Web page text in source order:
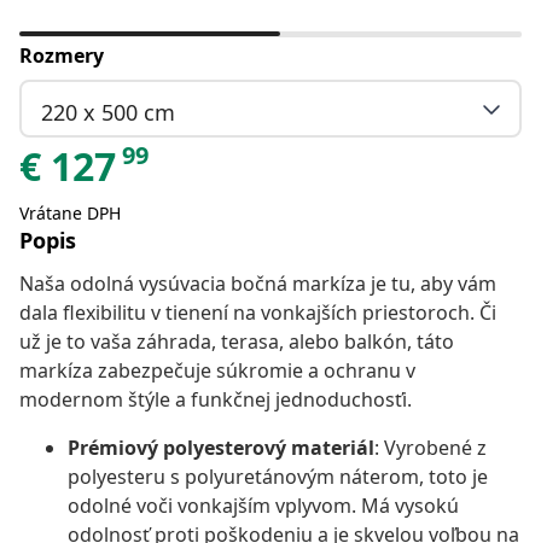
Rozmery
220 x 500 cm
€ 12799
Vrátane DPH
Popis
Naša odolná vysúvacia bočná markíza je tu, aby vám
dala flexibilitu v tienení na vonkajších priestoroch. Či
už je to vaša záhrada, terasa, alebo balkón, táto
markíza zabezpečuje súkromie a ochranu v
modernom štýle a funkčnej jednoduchosťi.
Prémiový polyesterový materiál: Vyrobené z
polyesteru s polyuretánovým náterom, toto je
odolné voči vonkajším vplyvom. Má vysokú
odolnosť proti poškodeniu a je skvelou voľbou na